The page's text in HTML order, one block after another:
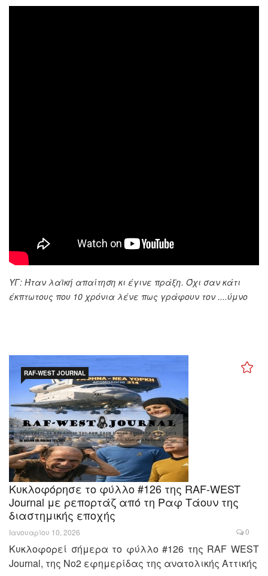
ΥΓ: Ήταν λαϊκή απαίτηση κι έγινε πράξη. Όχι σαν κάτι
έκπτωτους που 10 χρόνια λένε πως γράφουν τον ....ύμνο
RAF-WEST JOURNAL
Κυκλοφόρησε το φύλλο #126 της RAF-WEST
Journal με ρεπορτάζ από τη Ραφ Τάουν της
διαστημικής εποχής
Ιανουαρίου 10, 2026 0
Κυκλοφορεί σήμερα το φύλλο #126 της RAF WEST
Journal, της Νο2 εφημερίδας της ανατολικής Αττικής